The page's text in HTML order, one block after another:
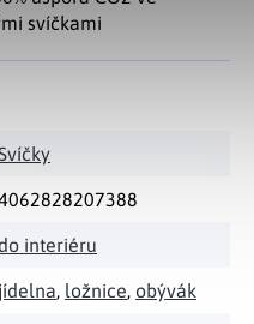
svíčkami
do interiéru
jídelna, ložnice, obývák